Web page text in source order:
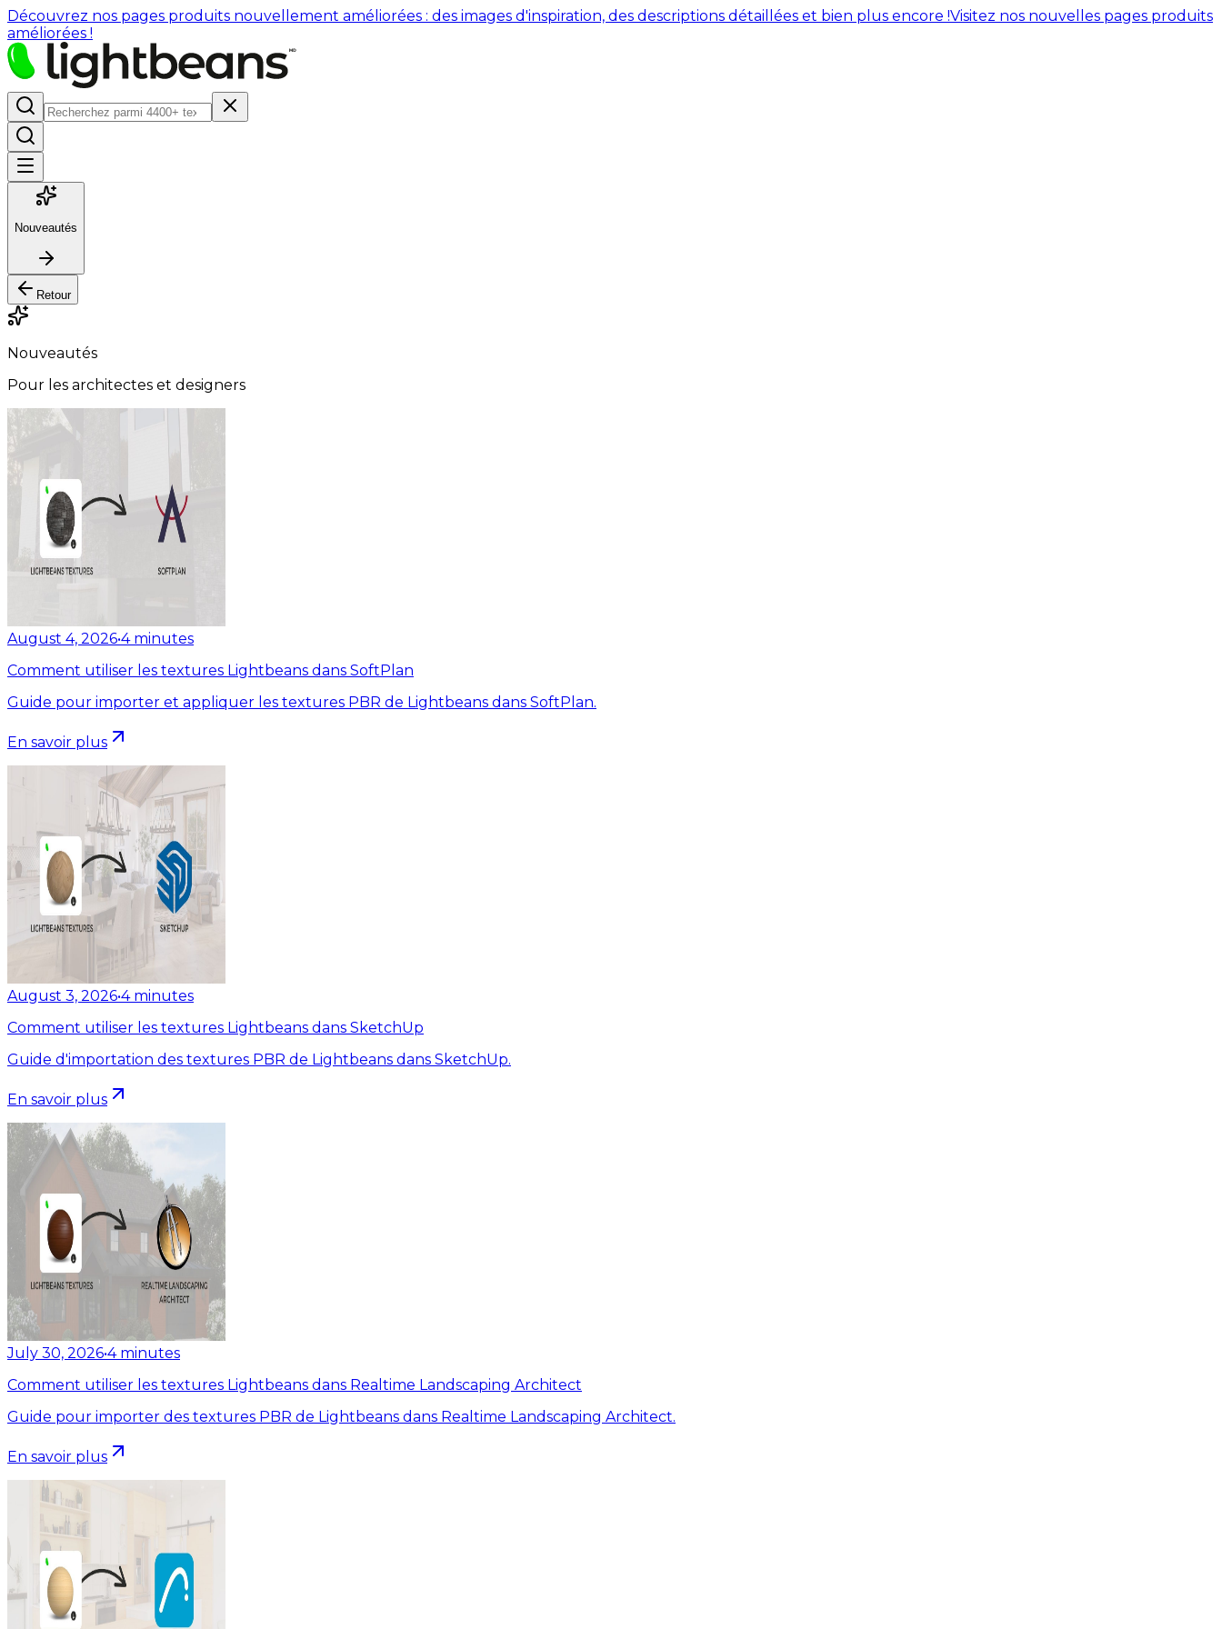
Découvrez nos pages produits nouvellement améliorées : des images d'inspiration, des descriptions détaillées et bien plus encore !Visitez nos nouvelles pages produits
améliorées !
Nouveautés
Retour
Nouveautés
Pour les architectes et designers
August 4, 2026•4 minutes
Comment utiliser les textures Lightbeans dans SoftPlan
Guide pour importer et appliquer les textures PBR de Lightbeans dans SoftPlan.
En savoir plus
August 3, 2026•4 minutes
Comment utiliser les textures Lightbeans dans SketchUp
Guide d'importation des textures PBR de Lightbeans dans SketchUp.
En savoir plus
July 30, 2026•4 minutes
Comment utiliser les textures Lightbeans dans Realtime Landscaping Architect
Guide pour importer des textures PBR de Lightbeans dans Realtime Landscaping Architect.
En savoir plus